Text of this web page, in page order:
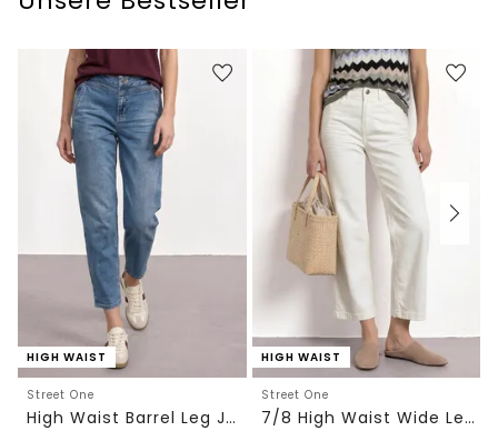
HIGH WAIST
Street One
High Waist Barrel Leg Jeans im Loose Fit
HIGH WAIST
Street One
7/8 High Waist Wide Leg Jeans im Loose Fit